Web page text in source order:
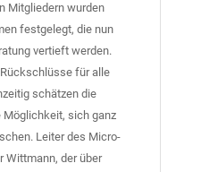
Mitgliedern wurden
festgelegt, die nun
vertieft werden.
für alle
schätzen die
Möglichkeit, sich ganz
Leiter des Micro-
Wittmann, der über